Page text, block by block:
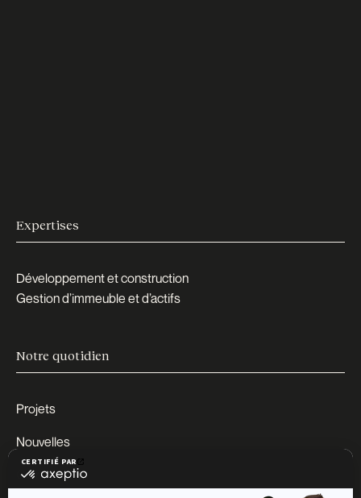
Expertises
Développement et construction
Gestion d’immeuble et d’actifs
Notre quotidien
Projets
Nouvelles
Carrières